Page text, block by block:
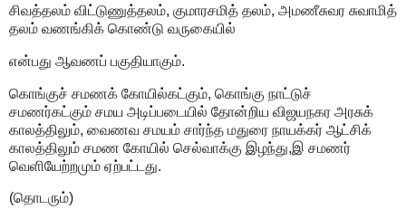
சிவத்தலம் விட்டுணுத்தலம், குமாரசமித் தலம், அமணீசுவர சுவாமித்
தலம் வணங்கிக் கொண்டு வருகையில்
என்பது ஆவணப் பகுதியாகும்.
கொங்குச் சமணக் கோயில்கட்கும், கொங்கு நாட்டுச்
சமணர்கட்கும் சமய அடிப்படையில் தோன்றிய விஜயநகர அரசுக்
காலத்திலும், வைணவ சமயம் சார்ந்த மதுரை நாயக்கர் ஆட்சிக்
காலத்திலும் சமண கோயில் செல்வாக்கு இழந்து,இ சமணர்
வெளியேற்றமும் ஏற்பட்டது.
(தொடரும்)